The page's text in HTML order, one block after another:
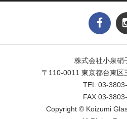
株式会社小泉硝
〒110-0011 東京都台東区
TEL:03-
FAX:03-
Copyright © Koizumi